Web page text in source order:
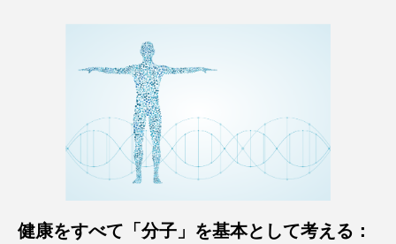
健康をすべて「分子」を基本として考える：